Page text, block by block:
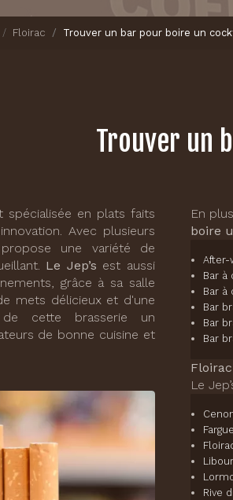
Floirac Trouver un bar pour boire un
Trouver un
spécialisée en plats faits
Avec plusieurs
une variété de
Le Jep’s est aussi
grâce à sa salle
mets délicieux et d'une
de cette brasserie un
de bonne cuisine et
En
boire
After-
Bar à
Bar à
Bar
Bar
Bar
Floirac
Le
Rive